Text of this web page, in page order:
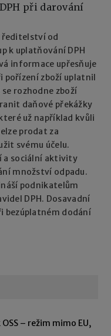
při darování
ředitelství od
k uplatňování DPH
informace upřesňuje
pořízení zboží uplatnil
rozhodne zboží
daňové překážky
už například kvůli
prodat za
svému účelu.
a sociální aktivity
množství odpadu.
podnikatelům
DPH. Dosavadní
bezúplatném dodání
– režim mimo EU,